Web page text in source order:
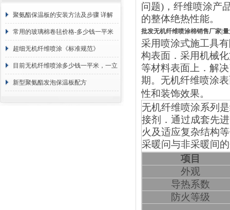
聚氨酯保温板的安装方法及步骤 详解
常用的玻璃棉卷毡价格-多少钱一平米
超细无机纤维喷涂《标准规范》
目前无机纤维喷涂多少钱一平米，一立
方 价格计算
新型聚氨酯发泡保温板配方
问题) ，纤维喷涂产
的整体绝热性能。
批发无机纤维喷涂棉销售厂家|
采用喷涂式施工具
构表面．采用机械
等材料表面上．解
期。无机纤维喷涂
性和装饰效果。
无机纤维喷涂系列
接剂．通过成套先
火及适应复杂结构
采暖问与非采暖间
项目
外观
导热系数
防火等级